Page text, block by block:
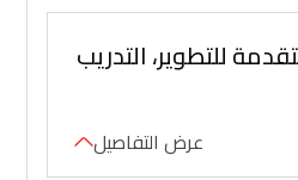
للتطوير، التدريب،
عرض التفاصيل